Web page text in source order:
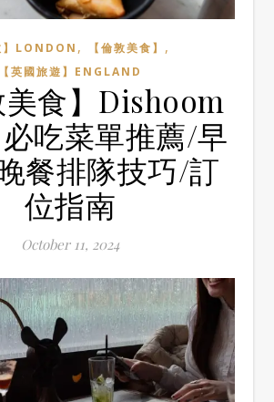
】LONDON , 【倫敦美食】 ,
【英國旅遊】ENGLAND
美食】Dishoom
吃菜單推薦/早
餐排隊技巧/訂
位指南
October 11, 2024